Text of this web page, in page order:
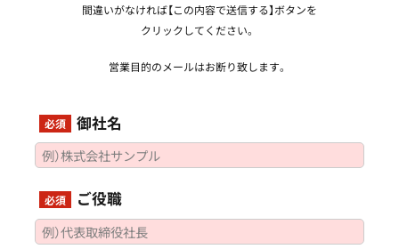
間違いがなければ【この内容で送信する】ボタンを
クリックしてください。
営業目的のメールはお断り致します。
必須 御社名
必須 ご役職